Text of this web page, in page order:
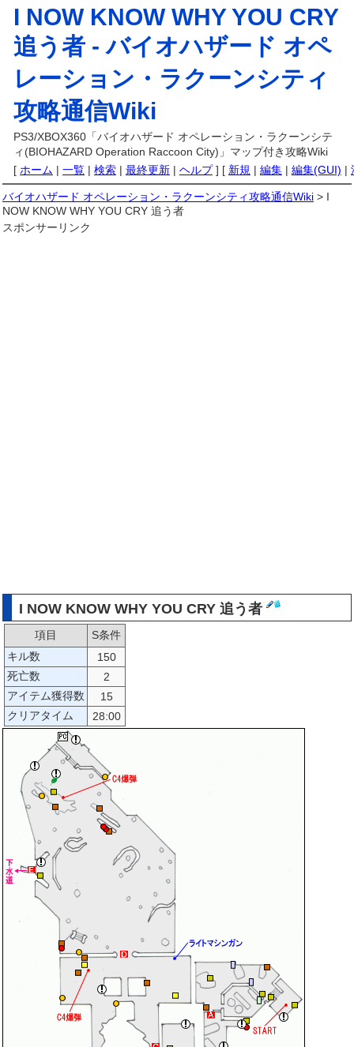
I NOW KNOW WHY YOU CRY
追う者 -バイオハザード オペ
レーション・ラクーンシティ
攻略通信Wiki
PS3/XBOX360「バイオハザード オペレーション・ラクーンシテ
ィ(BIOHAZARD Operation Raccoon City)」マップ付き攻略Wiki
[ ホーム | 一覧 | 検索 | 最終更新 | ヘルプ] [ 新規 | 編集 | 編集(GUI) |
バイオハザード オペレーション・ラクーンシティ攻略通信Wiki > I
NOW KNOW WHY YOU CRY 追う者
スポンサーリンク
I NOW KNOW WHY YOU CRY 追う者
項目
S条件
キル数
150
死亡数
2
アイテム獲得数
15
クリアタイム
28:00